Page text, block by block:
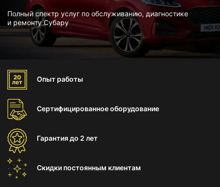
Полный спектр услуг по обслуживанию, диагностике
и ремонту Субару
Опыт работы
Сертифицированноеоборудование
Гарантиядо 2 лет
Скидки постоянным клиентам